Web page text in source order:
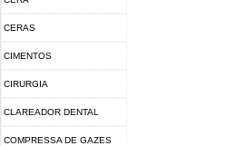
CERAS
CIMENTOS
CIRURGIA
CLAREADOR DENTAL
COMPRESSA DE GAZES